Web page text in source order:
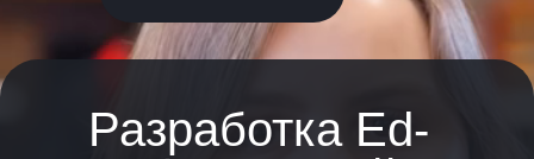
Разработка Ed-